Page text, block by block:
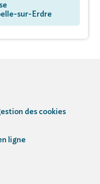
sur-Erdre
des cookies
ligne